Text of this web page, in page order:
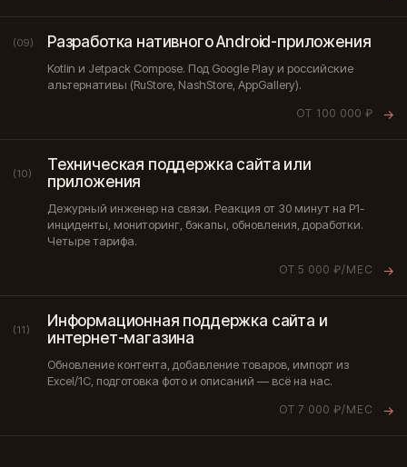
(09) Разработка нативного Android-приложения
Kotlin и Jetpack Compose. Под Google Play и российские
альтернативы (RuStore, NashStore, AppGallery).
ОТ 100 000 ₽ →
(10)
Техническая поддержка сайта или
приложения
Дежурный инженер на связи. Реакция от 30 минут на P1-
инциденты, мониторинг, бэкапы, обновления, доработки.
Четыре тарифа.
ОТ 5 000 ₽/МЕС →
(11)
Информационная поддержка сайта и
интернет-магазина
Обновление контента, добавление товаров, импорт из
Excel/1С, подготовка фото и описаний — всё на нас.
ОТ 7 000 ₽/МЕС →